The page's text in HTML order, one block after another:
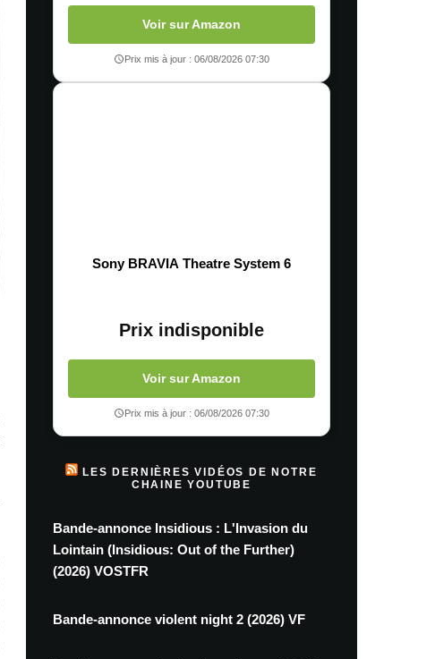
Voir sur Amazon
Prix mis à jour : 06/08/2026 07:30
Sony BRAVIA Theatre System 6
Prix indisponible
Voir sur Amazon
Prix mis à jour : 06/08/2026 07:30
LES DERNIÈRES VIDÉOS DE NOTRE
CHAINE YOUTUBE
Bande-annonce Insidious : L'Invasion du
Lointain (Insidious: Out of the Further)
(2026) VOSTFR
Bande-annonce violent night 2 (2026) VF